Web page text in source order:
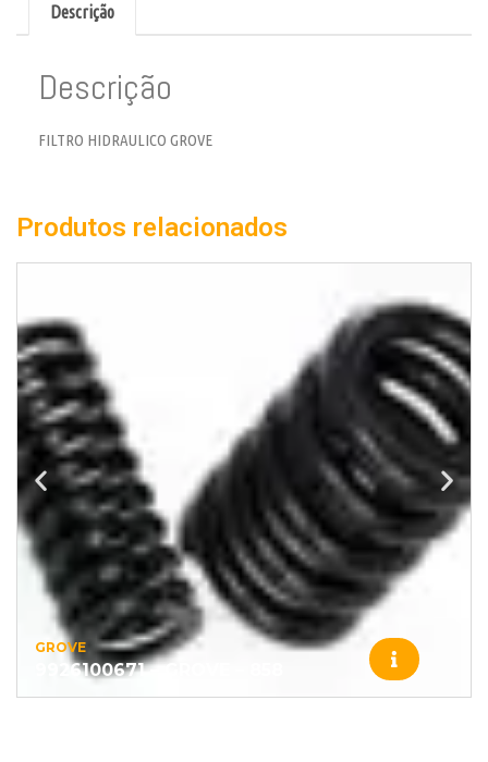
Descrição
Descrição
FILTRO HIDRAULICO GROVE
Produtos relacionados
GROVE
9926100671 – GROVE – 858